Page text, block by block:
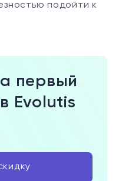
подойти к
первый
Evolutis